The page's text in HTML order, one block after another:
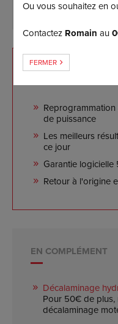
DEMANDER PLUS
NOS ENGAGEMENTS
de puissance
Les meilleurs
ce jour
Garantie
Retour à l'origine
EN COMPLÉMENT
Décalaminage
Pour 50€ de
décalaminage
Ou vous souhaitez en
Contactez Romain au
FERMER